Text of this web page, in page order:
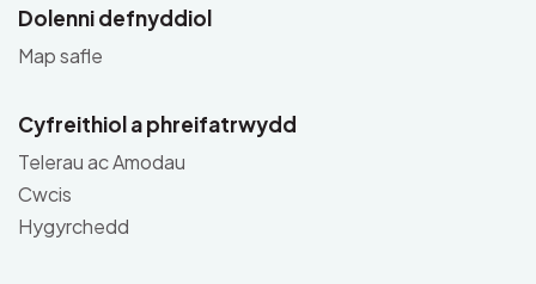
Dolenni defnyddiol
Map safle
Cyfreithiol a phreifatrwydd
Telerau ac Amodau
Cwcis
Hygyrchedd